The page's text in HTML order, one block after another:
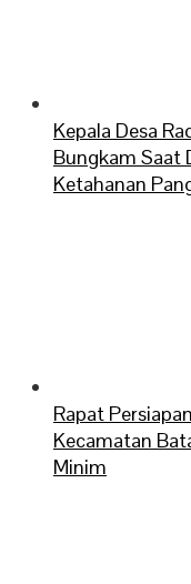
Kepala Desa
Bungkam Saat
Ketahanan
Rapat
Kecamatan
Minim